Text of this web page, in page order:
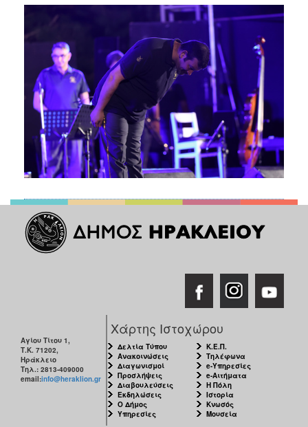
Αγίου Τίτου 1,
Τ.Κ. 71202,
Ηράκλειο
Τηλ.: 2813-409000
email:info@heraklion.gr
Χάρτης Ιστοχώρου
Δελτία Τύπου
Ανακοινώσεις
Διαγωνισμοί
Προσλήψεις
Διαβουλεύσεις
Εκδηλώσεις
Ο Δήμος
Υπηρεσίες
Κ.Ε.Π.
Τηλέφωνα
e-Υπηρεσίες
e-Αιτήματα
Η Πόλη
Ιστορία
Κνωσός
Μουσεία